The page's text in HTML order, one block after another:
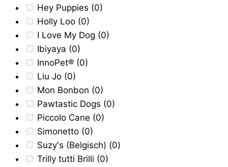
Hey Puppies (0)
Holly Loo (0)
I Love My Dog (0)
Ibiyaya (0)
InnoPet® (0)
Liu Jo (0)
Mon Bonbon (0)
Pawtastic Dogs (0)
Piccolo Cane (0)
Simonetto (0)
Suzy's (Belgisch) (0)
Trilly tutti Brilli (0)